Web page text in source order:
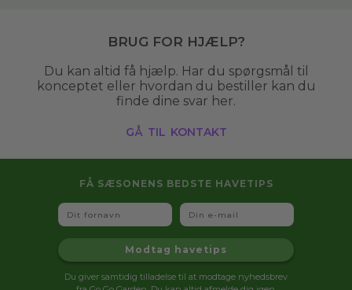
Brug for hjælp?
Du kan altid få hjælp. Har du spørgsmål til
konceptet eller hvordan du bestiller kan du
finde dine svar her.
gå til kontakt
FÅ SÆSONENS BEDSTE HAVETIPS
Fornavn Email
Modtag havetips
Du giver samtidig tilladelse til at modtage nyhedsbrev